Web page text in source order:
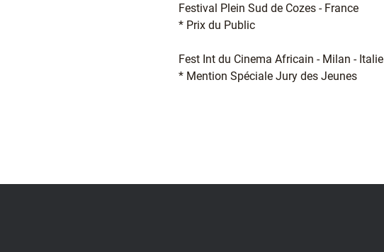
Festival Plein Sud de Cozes - France
* Prix du Public
Fest Int du Cinema Africain - Milan - Italie
* Mention Spéciale Jury des Jeunes